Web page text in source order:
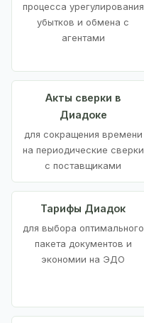
процесса урегулирования
убытков и обмена с
агентами
Акты сверки в
Диадоке
для сокращения времени
на периодические сверки
с поставщиками
Тарифы Диадок
для выбора оптимального
пакета документов и
экономии на ЭДО